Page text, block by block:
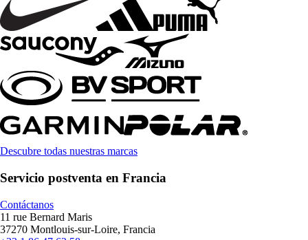
Descubre todas nuestras marcas
Servicio postventa en Francia
Contáctanos
11 rue Bernard Maris
37270 Montlouis-sur-Loire, Francia